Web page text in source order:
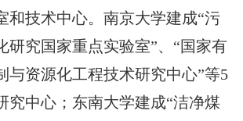
和技术中心。南京大学建成“污
研究国家重点实验室”、“国家有
与资源化工程技术研究中心”等5
究中心；东南大学建成“洁净煤